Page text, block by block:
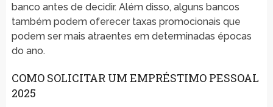
banco antes de decidir. Além disso, alguns bancos
também podem oferecer taxas promocionais que
podem ser mais atraentes em determinadas épocas
do ano.
COMO SOLICITAR UM EMPRÉSTIMO PESSOAL
2025